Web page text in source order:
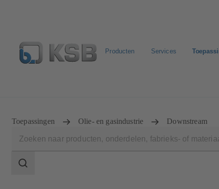
Producten Services
Toepassingen Olie- en gasindustrie Downstream
Zoekgebied